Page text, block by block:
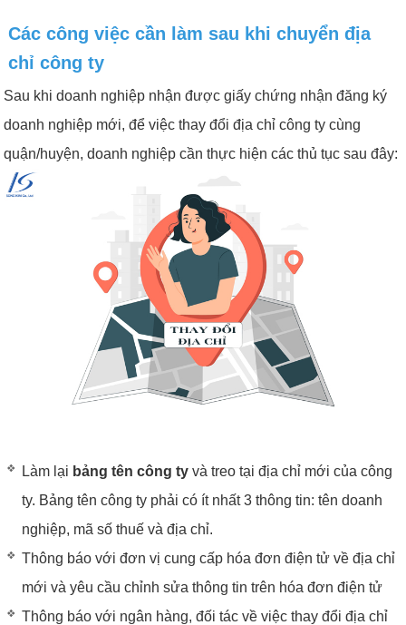
Các công việc cần làm sau khi chuyển địa
chỉ công ty
Sau khi doanh nghiệp nhận được giấy chứng nhận đăng ký
doanh nghiệp mới, để việc thay đổi địa chỉ công ty cùng
quận/huyện, doanh nghiệp cần thực hiện các thủ tục sau đây:
Làm lại bảng tên công ty và treo tại địa chỉ mới của công
ty. Bảng tên công ty phải có ít nhất 3 thông tin: tên doanh
nghiệp, mã số thuế và địa chỉ.
Thông báo với đơn vị cung cấp hóa đơn điện tử về địa chỉ
mới và yêu cầu chỉnh sửa thông tin trên hóa đơn điện tử
Thông báo với ngân hàng, đối tác về việc thay đổi địa chỉ